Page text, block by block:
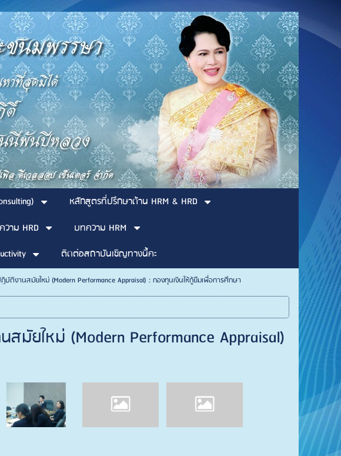
หลักสูตรที่ปรึกษาด้าน HRM & HRD
าม HRD
บทความ HRM
ติดต่อสถาบันเชิญทางนี้คะ
บัติงานสมัยใหม่ (Modern Performance Appraisal) : กองทุนเงินให้กู้ยืมเพื่อการศึกษา
มัยใหม่ (Modern Performance Appraisal)